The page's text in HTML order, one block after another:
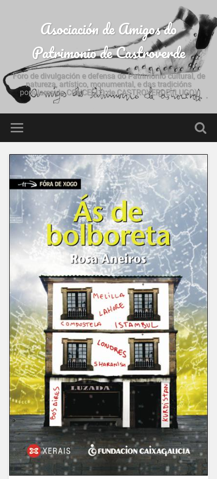
Asociación de Amigos do
Patrimonio de Castroverde
Foro de divulgación e defensa do Patrimonio cultural, de
natureza, artístico, monumental, e das tradicións
populares do CONCELLO de CASTROVERDE (LUGO)